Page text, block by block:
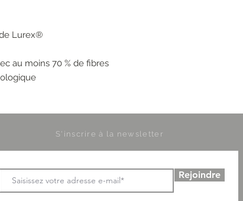
Lurex®
au moins 70 % de fibres
S'inscrire à la newsletter
Rejoindre